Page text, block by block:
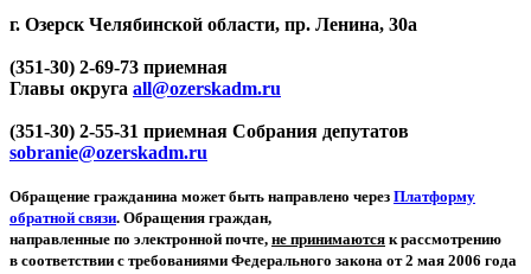
г. Озерск Челябинской области, пр. Ленина, 30а
(351-30) 2-69-73 приемная
Главы округа all@ozerskadm.ru
(351-30) 2-55-31 приемная Собрания депутатов
sobranie@ozerskadm.ru
Обращение гражданина может быть направлено через Платформу
обратной связи. Обращения граждан,
направленные по электронной почте, не принимаются к рассмотрению
в соответствии с требованиями Федерального закона от 2 мая 2006 года